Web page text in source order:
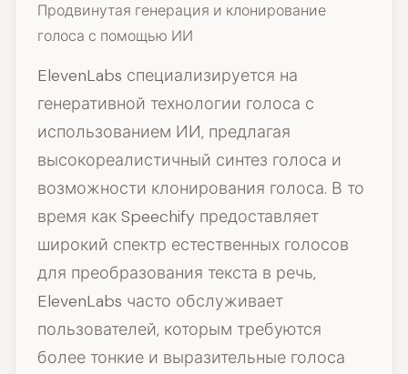
Продвинутая генерация и клонирование
голоса с помощью ИИ
ElevenLabs специализируется на
генеративной технологии голоса с
использованием ИИ, предлагая
высокореалистичный синтез голоса и
возможности клонирования голоса. В то
время как Speechify предоставляет
широкий спектр естественных голосов
для преобразования текста в речь,
ElevenLabs часто обслуживает
пользователей, которым требуются
более тонкие и выразительные голоса